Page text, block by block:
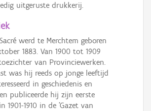
uitgeruste drukkerij.
werd te Merchtem geboren
1883. Van 1900 tot 1909
van Provinciewerken.
was hij reeds op jonge leeftijd
in geschiedenis en
publiceerde hij zijn eerste
1901-1910 in de 'Gazet van